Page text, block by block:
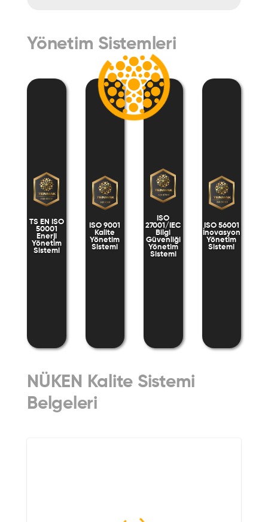
Yönetim Sistemleri
TS EN ISO
50001
Enerji
Yönetim
Sistemi
ISO 9001
Kalite
Yönetim
Sistemi
ISO
27001/IEC
Bilgi
Güvenliği
Yönetim
Sistemi
ISO 56001
İnovasyon
Yönetim
Sistemi
NÜKEN Kalite Sistemi
Belgeleri